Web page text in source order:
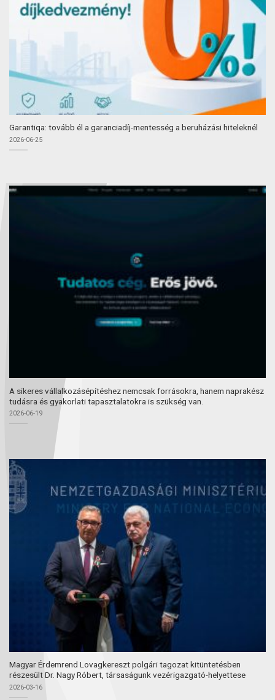
Garantiqa: tovább él a garanciadíj-mentesség a beruházási hiteleknél
2026-06-25
A sikeres vállalkozásépítéshez nemcsak forrásokra, hanem naprakész
tudásra és gyakorlati tapasztalatokra is szükség van.
2026-06-19
Magyar Érdemrend Lovagkereszt polgári tagozat kitüntetésben
részesült Dr. Nagy Róbert, társaságunk vezérigazgató-helyettese
2026-03-16